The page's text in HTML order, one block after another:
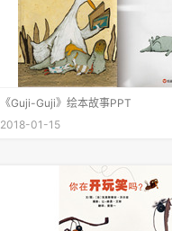
《Guji-Guji》绘本故事PPT
2018-01-15